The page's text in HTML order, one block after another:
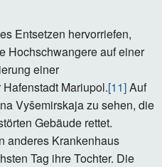
Entsetzen hervorriefen,
Hochschwangere auf einer
einer
Mariupol.[11]Auf
Vyšemirskaja zu sehen, die
Gebäude rettet.
anderes Krankenhaus
Tag ihre Tochter. Die